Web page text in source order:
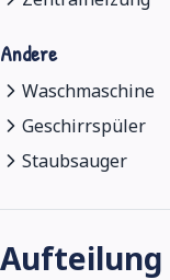
Andere
Waschmaschine
Geschirrspüler
Staubsauger
Aufteilung